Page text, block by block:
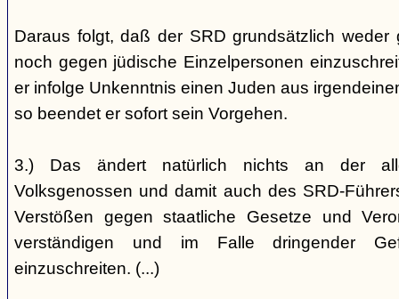
Daraus folgt, daß der SRD grundsätzlich weder
noch gegen jüdische Einzelpersonen
er infolge Unkenntnis einen Juden aus
so beendet er sofort sein Vorgehen.
3.) Das ändert natürlich nichts an der
Volksgenossen und damit auch des SRD-
Verstößen gegen staatliche Gesetze und
verständigen und im Falle dringender
einzuschreiten. (...)